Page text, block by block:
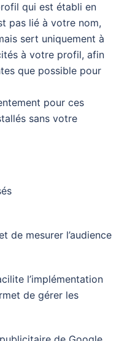
qui est établi en
pas lié à votre nom,
sert uniquement à
à votre profil, afin
que possible pour
pour ces
sans votre
mesurer l’audience
l’implémentation
de gérer les